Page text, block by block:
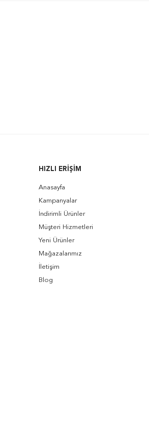
HIZLI ERIŞIM
Anasayfa
Kampanyalar
İndirimli Ürünler
Müşteri Hizmetleri
Yeni Ürünler
Mağazalarımız
İletişim
Blog